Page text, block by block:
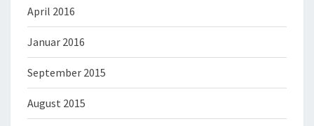
April 2016
Januar 2016
September 2015
August 2015